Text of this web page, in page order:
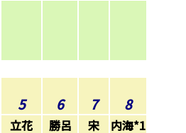
5 6 7 8
立花 勝呂 宋
内海*1